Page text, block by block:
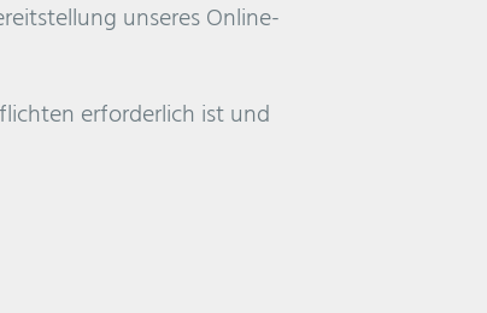
unseres Online-
erforderlich ist und